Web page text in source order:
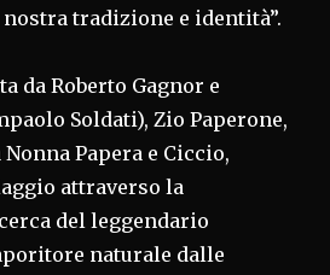
tradizione e identità”.
da Roberto Gagnor e
Soldati), Zio Paperone,
Papera e Ciccio,
attraverso la
del leggendario
naturale dalle